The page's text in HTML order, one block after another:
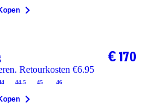
Retourkosten €6.95
44.5 45 46
€ 170